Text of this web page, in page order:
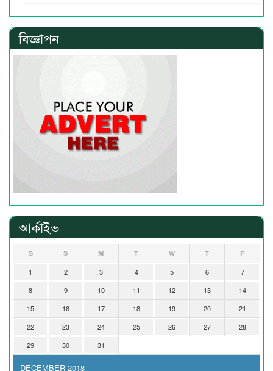
বিজ্ঞাপন
আর্কাইভ
DECEMBER 2018
S S M T W T F
1 2 3 4 5 6
7
8
9 10 11 12 13
14
15
16 17 18 19 20
21
22
23 24 25 26 27
28
29
30 31